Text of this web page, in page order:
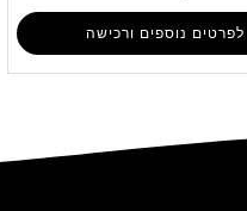
לפרטים נוספים ורכישה